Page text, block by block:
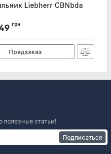
Liebherr CBNbda
CBNBDA5223
грн
Предзаказ
полезные статьи!
Подписаться